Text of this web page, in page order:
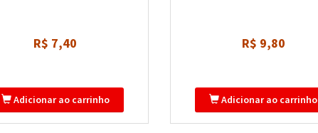
R$ 7,40
Adicionar ao carrinho
R$ 9,80
Adicionar ao carrinho